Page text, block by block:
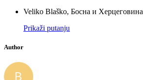
Veliko Blaško, Босна и Херцеговина
Prikaži putanju
Author